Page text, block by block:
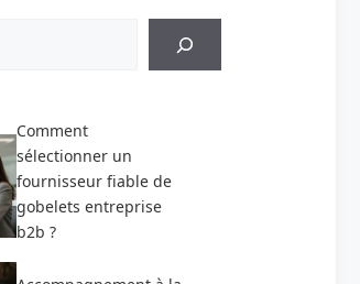
Comment
sélectionner un
fournisseur fiable de
gobelets entreprise
b2b ?